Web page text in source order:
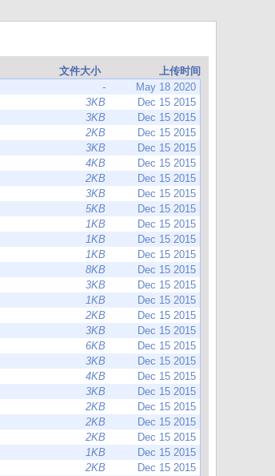
文件大小
上传时间
-
May 18 2020
3KB
Dec 15 2015
3KB
Dec 15 2015
2KB
Dec 15 2015
3KB
Dec 15 2015
4KB
Dec 15 2015
2KB
Dec 15 2015
3KB
Dec 15 2015
5KB
Dec 15 2015
1KB
Dec 15 2015
1KB
Dec 15 2015
1KB
Dec 15 2015
8KB
Dec 15 2015
3KB
Dec 15 2015
1KB
Dec 15 2015
2KB
Dec 15 2015
3KB
Dec 15 2015
6KB
Dec 15 2015
3KB
Dec 15 2015
4KB
Dec 15 2015
3KB
Dec 15 2015
2KB
Dec 15 2015
2KB
Dec 15 2015
2KB
Dec 15 2015
1KB
Dec 15 2015
2KB
Dec 15 2015